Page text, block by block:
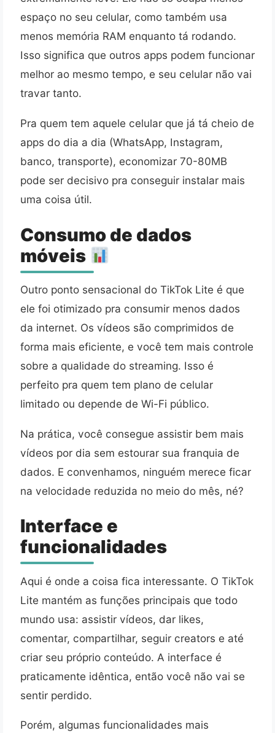
espaço no seu celular, como também usa
menos memória RAM enquanto tá rodando.
Isso significa que outros apps podem funcionar
melhor ao mesmo tempo, e seu celular não vai
travar tanto.
Pra quem tem aquele celular que já tá cheio de
apps do dia a dia (WhatsApp, Instagram,
banco, transporte), economizar 70-80MB
pode ser decisivo pra conseguir instalar mais
uma coisa útil.
Consumo de dados
móveis
Outro ponto sensacional do TikTok Lite é que
ele foi otimizado pra consumir menos dados
da internet. Os vídeos são comprimidos de
forma mais eficiente, e você tem mais controle
sobre a qualidade do streaming. Isso é
perfeito pra quem tem plano de celular
limitado ou depende de Wi-Fi público.
Na prática, você consegue assistir bem mais
vídeos por dia sem estourar sua franquia de
dados. E convenhamos, ninguém merece ficar
na velocidade reduzida no meio do mês, né?
Interface e
funcionalidades
Aqui é onde a coisa fica interessante. O TikTok
Lite mantém as funções principais que todo
mundo usa: assistir vídeos, dar likes,
comentar, compartilhar, seguir creators e até
criar seu próprio conteúdo. A interface é
praticamente idêntica, então você não vai se
sentir perdido.
Porém, algumas funcionalidades mais